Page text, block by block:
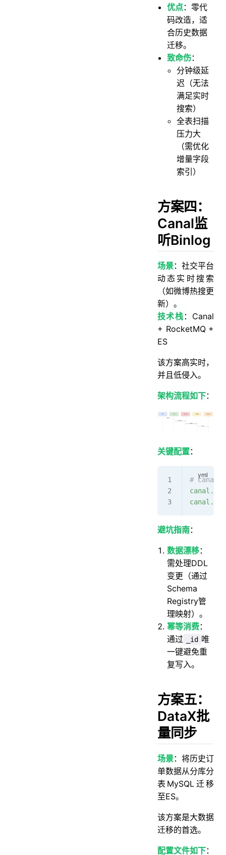
优点：零代
码改造，适
合历史数据
迁移。
致命伤：
分钟级延
迟（无法
满足实时
搜索）
全表扫描
压力大
（需优化
增量字段
索引）
方案四：
Canal监
听Binlog
场景：社交平台
动态实时搜索
（如微博热搜更
新）。
技术栈 ：Canal
+ RocketMQ +
ES
该方案高实时，
并且低侵入。
架构流程如下：
关键配置：
#
避坑指南：
数据漂移：
需处理DDL
变更（通过
Schema
Registry管
理映射）。
幂等消费：
通过
_id 唯
一键避免重
复写入。
方案五：
DataX批
量同步
场景：将历史订
单数据从分库分
表MySQL迁移
至ES。
该方案是大数据
迁移的首选。
配置文件如下：